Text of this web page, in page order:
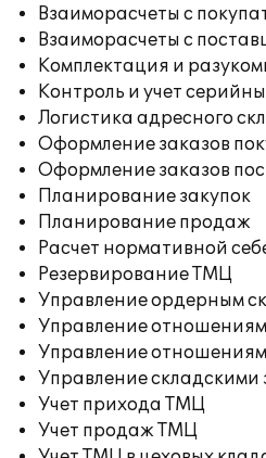
Взаиморасчеты с
Взаиморасчеты с
Комплектация и
Контроль и учет
Логистика адресного
Оформление заказов
Оформление заказов
Планирование закупок
Планирование продаж
Расчет нормативной
Резервирование ТМЦ
Управление ордерным
Управление
Управление
Управление складскими
Учет прихода ТМЦ
Учет продаж ТМЦ